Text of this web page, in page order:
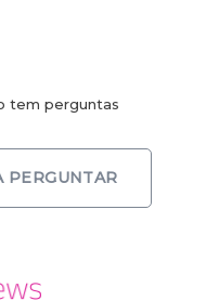
tem perguntas
PERGUNTAR